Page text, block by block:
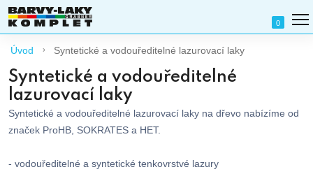
0
Úvod Syntetické a vodouředitelné lazurovací laky
Syntetické a vodouředitelné
lazurovací laky
Syntetické a vodouředitelné lazurovací laky na dřevo nabízíme od
značek ProHB, SOKRATES a HET.
- vodouředitelné a syntetické tenkovrstvé lazury